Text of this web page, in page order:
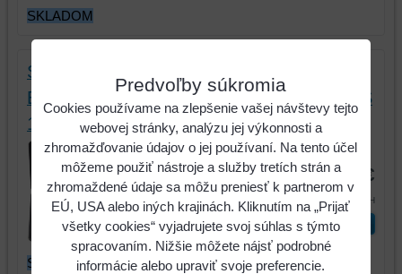
SKLADOM
Sada skrutkovačov a bitov
ERGOTORQUEplus, 39-dielna, KS TOOLS
159.0100
159.0100
50,90 €
62,61 €s DPH
ks Vložiť do košíka
SKLADOM
Predvoľby súkromia
Cookies používame na zlepšenie vašej návštevy tejto
webovej stránky, analýzu jej výkonnosti a
zhromažďovanie údajov o jej používaní. Na tento účel
môžeme použiť nástroje a služby tretích strán a
zhromaždené údaje sa môžu preniesť k partnerom v
EÚ, USA alebo iných krajinách. Kliknutím na „Prijať
všetky cookies“ vyjadrujete svoj súhlas s týmto
spracovaním. Nižšie môžete nájsť podrobné
informácie alebo upraviť svoje preferencie.